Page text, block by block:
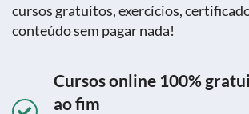
cursos gratuitos, exercícios,
conteúdo sem pagar nada!
Cursos online 100%
ao fim